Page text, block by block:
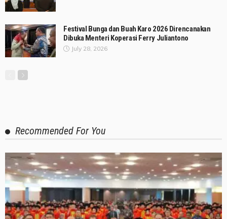
Festival Bunga dan Buah Karo 2026 Direncanakan
Dibuka Menteri Koperasi Ferry Juliantono
July 28, 2026
Recommended For You